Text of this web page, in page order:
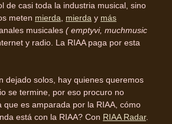
de casi toda la industria musical, sino
meten mierda, mierda y más
musicales ( emptyvi, muchmusic
y radio. La RIAA paga por esta
dejado solos, hay quienes queremos
se termine, por eso procuro no
que es amparada por la RIAA, cómo
está con la RIAA? Con RIAA Radar.